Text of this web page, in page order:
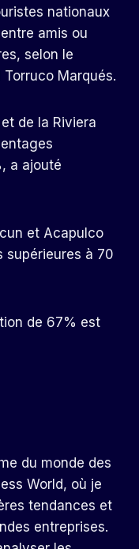
nationaux
amis ou
selon le
Marqués.
de la Riviera
a ajouté
et Acapulco
supérieures à 70
de 67% est
du monde des
World, où je
tendances et
entreprises.